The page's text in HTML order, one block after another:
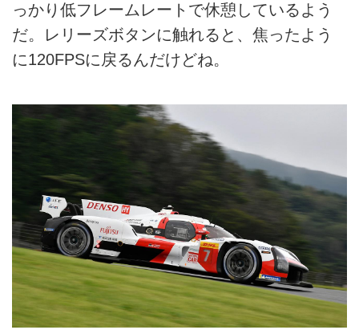
っかり低フレームレートで休憩しているよう
だ。レリーズボタンに触れると、焦ったよう
に120FPSに戻るんだけどね。